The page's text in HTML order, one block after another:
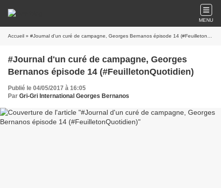
MENU
Accueil » #Journal d'un curé de campagne, Georges Bernanos épisode 14 (#FeuilletonQuotidien)
#Journal d'un curé de campagne, Georges
Bernanos épisode 14 (#FeuilletonQuotidien)
Publié le 04/05/2017 à 16:05
Par Gri-Gri International Georges Bernanos